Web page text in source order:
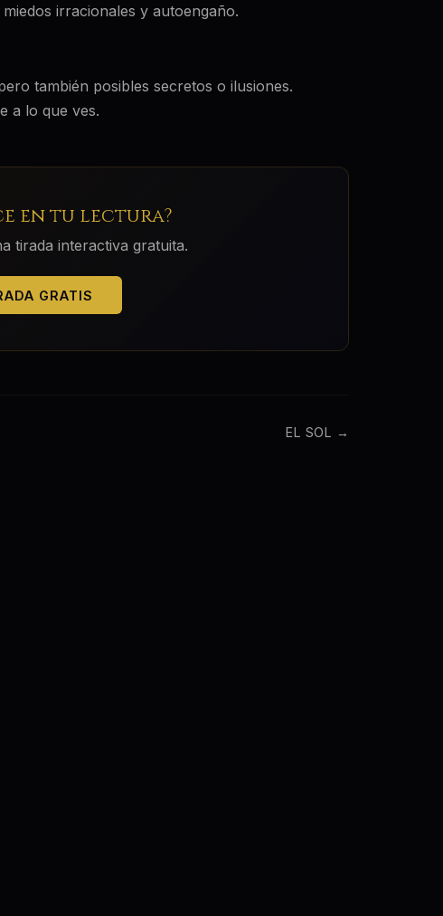
irracionales y autoengaño.
también posibles secretos o ilusiones.
a lo que ves.
en tu lectura?
tirada interactiva gratuita.
GRATIS
EL SOL →